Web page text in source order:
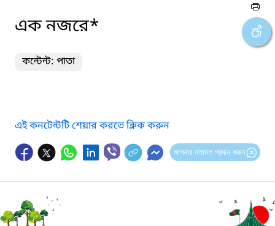
এক নজরে*
কন্টেন্ট: পাতা
এই কনটেন্টটি শেয়ার করতে ক্লিক করুন
আপনার মতামত প্রদান করুন